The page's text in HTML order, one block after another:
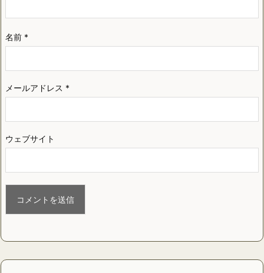
名前 *
メールアドレス *
ウェブサイト